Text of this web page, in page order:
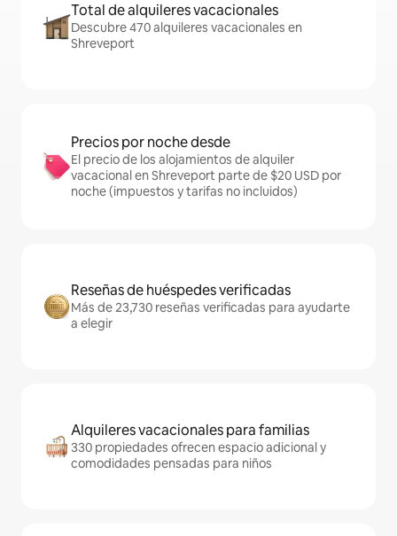
Total de alquileres vacacionales
Descubre 470 alquileres vacacionales en
Shreveport
Precios por noche desde
El precio de los alojamientos de alquiler
vacacional en Shreveport parte de $20 USD por
noche (impuestos y tarifas no incluidos)
Reseñas de huéspedes verificadas
Más de 23,730 reseñas verificadas para ayudarte
a elegir
Alquileres vacacionales para familias
330 propiedades ofrecen espacio adicional y
comodidades pensadas para niños